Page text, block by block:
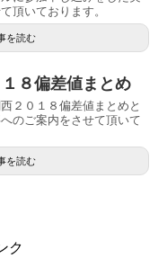
頂いております。
を読む
８偏差値まとめ
２０１８偏差値まとめと
のご案内をさせて頂いて
を読む
ク